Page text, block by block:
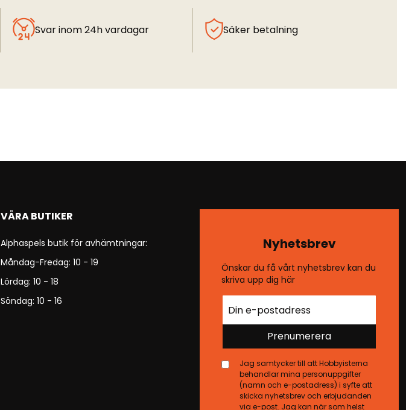
Svar inom 24h vardagar Säker betalning
VÅRA BUTIKER
Alphaspels butik för avhämtningar:
Måndag-Fredag: 10 - 19
Lördag: 10 - 18
Söndag: 10 - 16
Nyhetsbrev
Önskar du få vårt nyhetsbrev kan du
skriva upp dig här
Prenumerera
Jag samtycker till att Hobbyisterna
behandlar mina personuppgifter
(namn och e-postadress) i syfte att
skicka nyhetsbrev och erbjudanden
via e-post. Jag kan när som helst